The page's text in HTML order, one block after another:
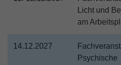
Licht und
am
14.12.2027
Psychische